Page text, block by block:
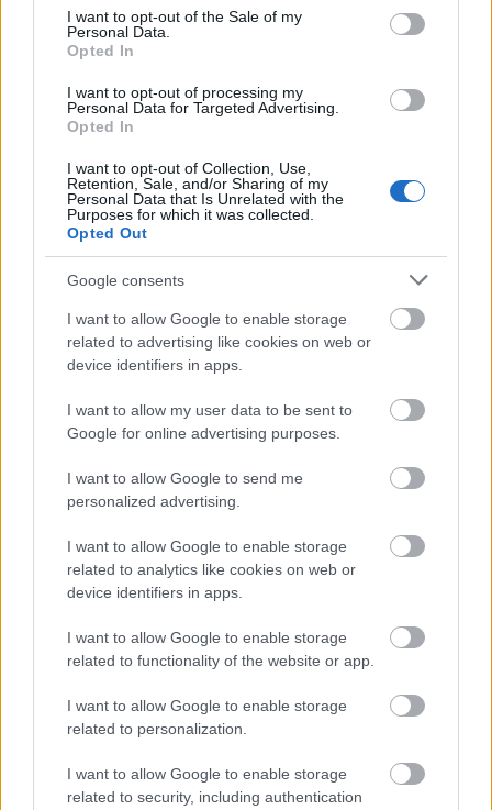
consent section.
I want to opt-out of the Sale of my
Personal Data.
Opted In
I want to opt-out of processing my
Personal Data for Targeted Advertising.
Opted In
I want to opt-out of Collection, Use,
Retention, Sale, and/or Sharing of my
Personal Data that Is Unrelated with the
Purposes for which it was collected.
Opted Out
Google consents
I want to allow Google to enable storage
related to advertising like cookies on web or
device identifiers in apps.
I want to allow my user data to be sent to
Google for online advertising purposes.
I want to allow Google to send me
personalized advertising.
I want to allow Google to enable storage
related to analytics like cookies on web or
device identifiers in apps.
I want to allow Google to enable storage
related to functionality of the website or app.
I want to allow Google to enable storage
related to personalization.
I want to allow Google to enable storage
related to security, including authentication
ΔΙΑΒΑΣΕ ΑΚΟΜΗ:
περίπτωση του Μονκαντά, που υπήρξε στέλεχος της
Λίσι: «Αξίζαμε κάτι παραπάνω, έχουμε πολλή πίστη
ενόψει της ρεβάνς»
Οι μεταγραφές της ημέρας στο μπάσκετ: Ενίσχυση για
Άρη και ΑΕΚ
ΜΑΡΙΑ ΣΑΚΚΑΡΗ
Για να προσθέσεις το σχόλιο
σου πρέπει να συνδεθείς
στο my gazzetta!
Εγγραφή Σύνδεση